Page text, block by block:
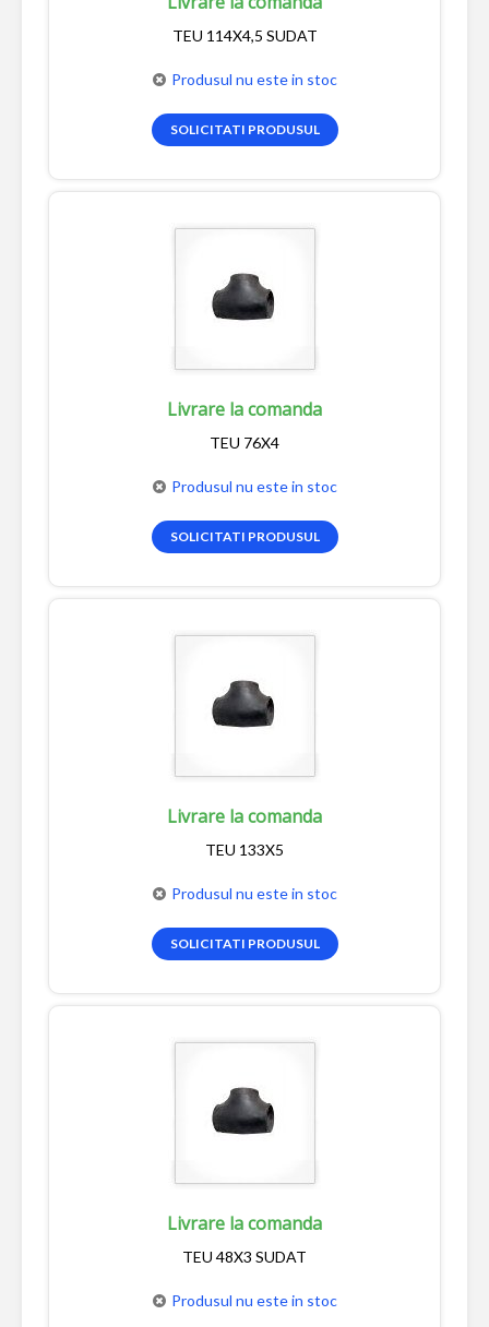
TEU 114X4,5 SUDAT
Produsul nu este in stoc
SOLICITATI PRODUSUL
Livrare la comanda
TEU 76X4
Produsul nu este in stoc
SOLICITATI PRODUSUL
Livrare la comanda
TEU 133X5
Produsul nu este in stoc
SOLICITATI PRODUSUL
Livrare la comanda
TEU 48X3 SUDAT
Produsul nu este in stoc